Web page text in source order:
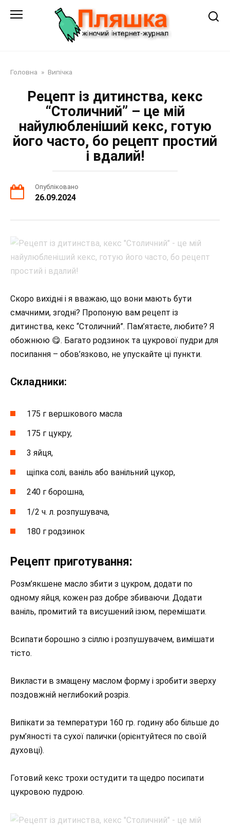
Головна » Випічка
Рецепт із дитинства, кекс
“Столичний” – це мій
найулюбленіший кекс, готую
його часто, бо рецепт простий
і вдалий!
Опубліковано
26.09.2024
Скоро вихідні і я вважаю, що вони мають бути
смачними, згодні? Пропоную вам рецепт із
дитинства, кекс “Столичний”. Пам’ятаєте, любите? Я
обожнюю 😋. Багато родзинок та цукрової пудри для
посипання – обов’язково, не упускайте ці пункти.
Складники:
175 г вершкового масла
175 г цукру,
3 яйця,
щіпка солі, ваніль або ванільний цукор,
240 г борошна,
1/2 ч. л. розпушувача,
180 г родзинок
Рецепт приготування:
Розм’якшене масло збити з цукром, додати по
одному яйця, кожен раз добре збиваючи. Додати
ваніль, промитий та висушений ізюм, перемішати.
Всипати борошно з сіллю і розпушувачем, вимішати
тісто.
Викласти в змащену маслом форму і зробити зверху
поздовжній неглибокий розріз.
Випікати за температури 160 гр. годину або більше до
рум’яності та сухої палички (орієнтуйтеся по своїй
духовці).
Готовий кекс трохи остудити та щедро посипати
цукровою пудрою.